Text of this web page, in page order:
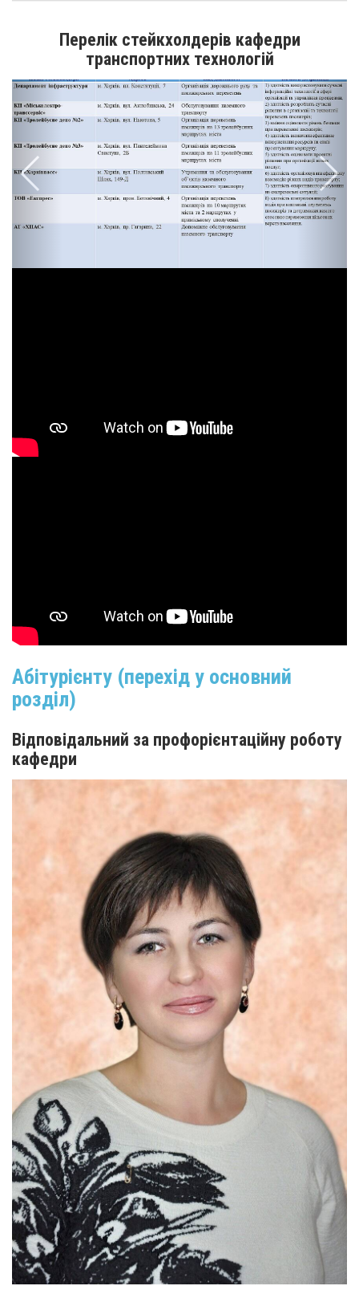
Перелік стейкхолдерів кафедри
транспортних технологій
Абітурієнту (перехід у основний
розділ)
Відповідальний за профорієнтаційну роботу
кафедри